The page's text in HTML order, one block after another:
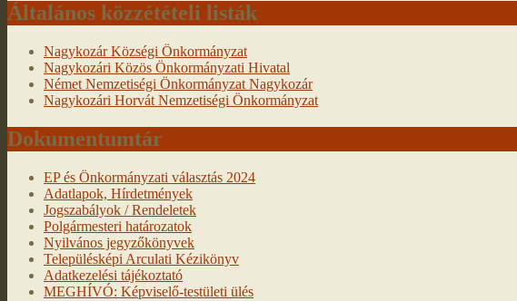
Általános közzétételi listák
Nagykozár Községi Önkormányzat
Nagykozári Közös Önkormányzati Hivatal
Német Nemzetiségi Önkormányzat Nagykozár
Nagykozári Horvát Nemzetiségi Önkormányzat
Dokumentumtár
EP és Önkormányzati választás 2024
Adatlapok, Hírdetmények
Jogszabályok / Rendeletek
Polgármesteri határozatok
Nyilvános jegyzőkönyvek
Településképi Arculati Kézikönyv
Adatkezelési tájékoztató
MEGHÍVÓ: Képviselő-testületi ülés